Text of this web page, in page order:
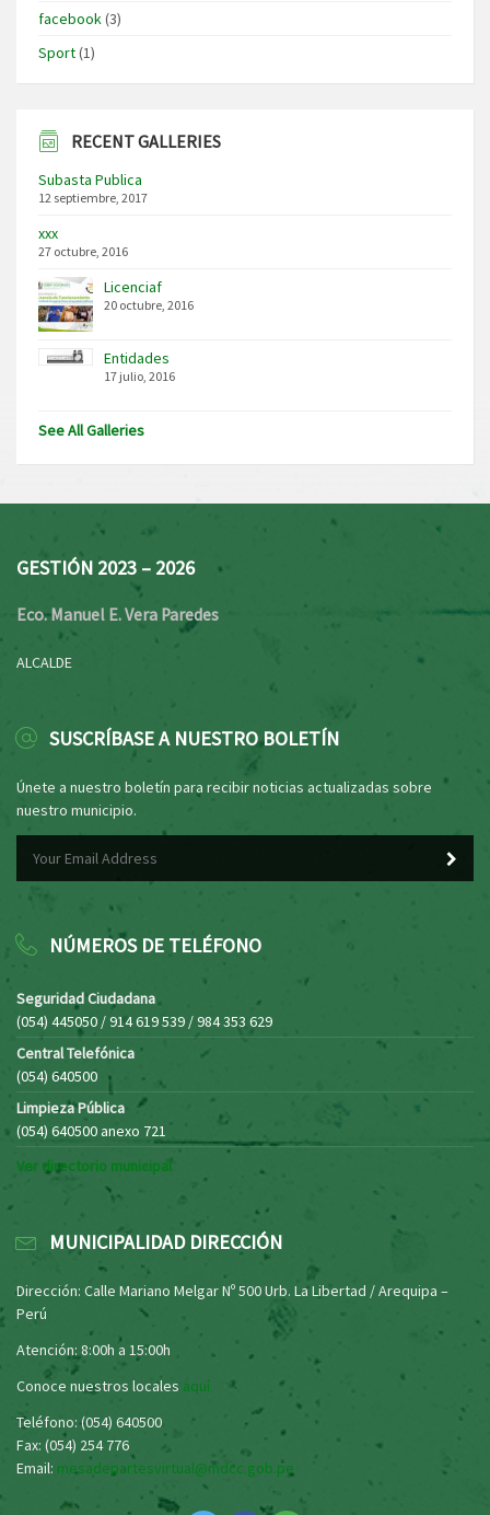
facebook(3)
Sport(1)
RECENT GALLERIES
Subasta Publica
12 septiembre, 2017
xxx
27 octubre, 2016
Licenciaf
20 octubre, 2016
Entidades
17 julio, 2016
See All Galleries
GESTIÓN 2023 – 2026
Eco. Manuel E. Vera Paredes
ALCALDE
SUSCRÍBASE A NUESTRO BOLETÍN
Únete a nuestro boletín para recibir noticias actualizadas sobre
nuestro municipio.
NÚMEROS DE TELÉFONO
Seguridad Ciudadana
(054) 445050 / 914 619 539 / 984 353 629
Central Telefónica
(054) 640500
Limpieza Pública
(054) 640500 anexo 721
Ver directorio municipal
MUNICIPALIDAD DIRECCIÓN
Dirección: Calle Mariano Melgar Nº 500 Urb. La Libertad / Arequipa –
Perú
Atención: 8:00h a 15:00h
Conoce nuestros locales aquí
Teléfono: (054) 640500
Fax: (054) 254 776
Email: mesadepartesvirtual@mdcc.gob.pe